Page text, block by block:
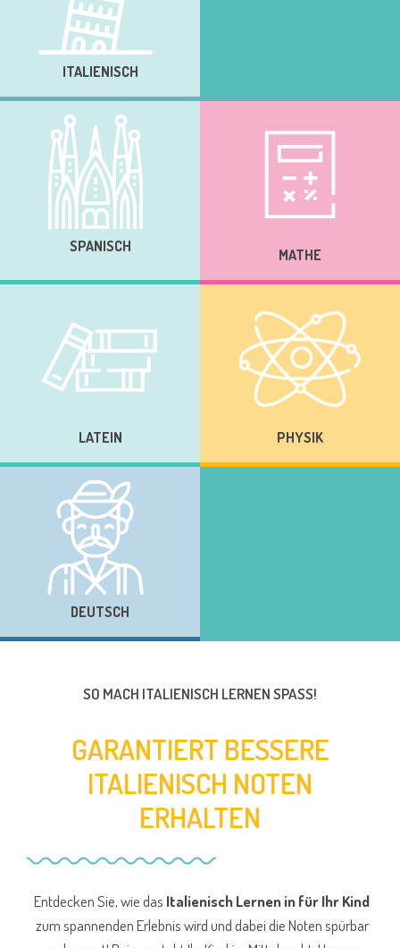
ITALIENISCH
SPANISCH MATHE
LATEIN PHYSIK
DEUTSCH
SO MACH ITALIENISCH LERNEN SPASS!
GARANTIERT BESSERE
ITALIENISCH NOTEN
ERHALTEN
Entdecken Sie, wie das Italienisch Lernen in für Ihr Kind
zum spannenden Erlebnis wird und dabei die Noten spürbar